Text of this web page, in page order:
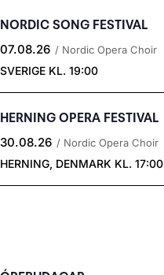
begivenheder
med
de
NORDIC SONG FESTIVAL
07.08.26 / Nordic Opera Choir
SVERIGE KL. 19:00
HERNING OPERA FESTIVAL
30.08.26 / Nordic Opera Choir
HERNING, DENMARK KL. 17:00